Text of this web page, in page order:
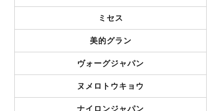
ミセス
美的グラン
ヴォーグジャパン
ヌメロトウキョウ
ナイロンジャパン